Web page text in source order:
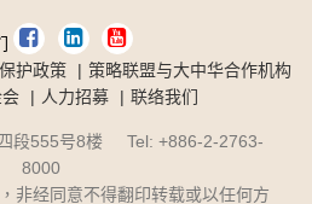
护政策
策略联盟与大中华合作机构
人力招募 联络我们
段555号8楼 Tel: +886-2-2763-
8000
非经同意不得翻印转载或以任何方